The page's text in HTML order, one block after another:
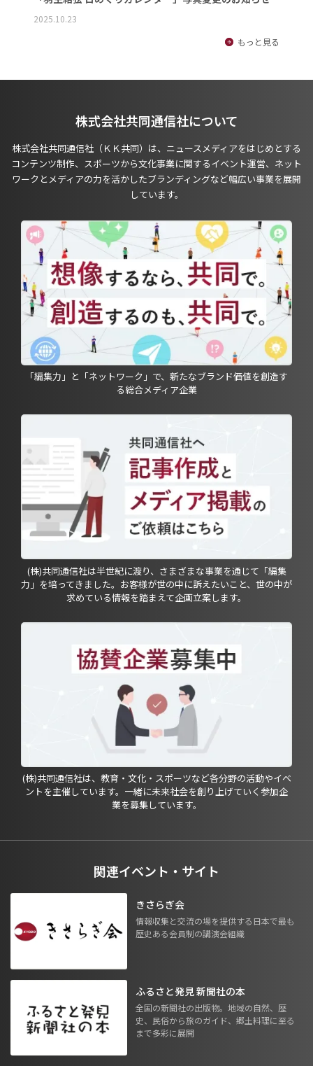
2025.10.23
もっと見る
株式会社共同通信社について
株式会社共同通信社（ＫＫ共同）は、ニュースメディアをはじめとする
コンテンツ制作、スポーツから文化事業に関するイベント運営、ネット
ワークとメディアの力を活かしたブランディングなど幅広い事業を展開
しています。
「編集力」と「ネットワーク」で、新たなブランド価値を創造す
る総合メディア企業
(株)共同通信社は半世紀に渡り、さまざまな事業を通じて「編集
力」を培ってきました。お客様が世の中に訴えたいこと、世の中が
求めている情報を踏まえて企画立案します。
(株)共同通信社は、教育・文化・スポーツなど各分野の活動やイベ
ントを主催しています。一緒に未来社会を創り上げていく参加企
業を募集しています。
関連イベント・サイト
きさらぎ会
情報収集と交流の場を提供する日本で最も
歴史ある会員制の講演会組織
ふるさと発見 新聞社の本
全国の新聞社の出版物。地域の自然、歴
史、民俗から旅のガイド、郷土料理に至る
まで多彩に展開